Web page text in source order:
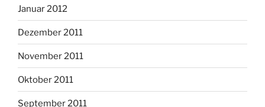
Januar 2012
Dezember 2011
November 2011
Oktober 2011
September 2011